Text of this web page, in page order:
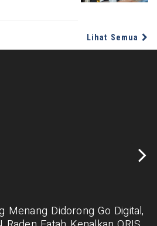
Lihat Semua
Menang Didorong Go Digital,